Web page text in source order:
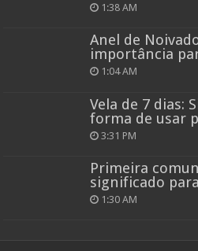
1:38 AM
Anel de
importância
1:04 AM
Vela de 7 dias:
forma de usar
3:31 PM
Primeira
significado
1:30 AM